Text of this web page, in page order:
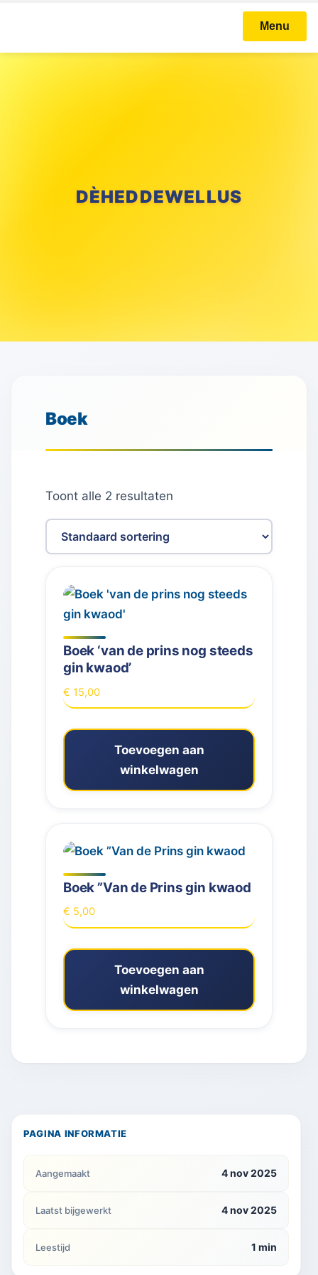
Menu
DÈHEDDEWELLUS
Boek
Toont alle 2 resultaten
Boek ‘van de prins nog steeds
gin kwaod’
€ 15,00
Toevoegen aan
winkelwagen
Boek ”Van de Prins gin kwaod
€ 5,00
Toevoegen aan
winkelwagen
PAGINA INFORMATIE
Aangemaakt 4 nov 2025
Laatst bijgewerkt 4 nov 2025
Leestijd 1 min